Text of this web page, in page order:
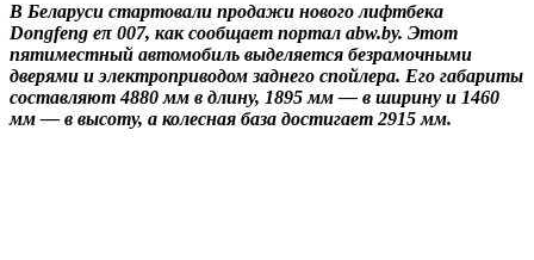
В Беларуси стартовали продажи нового лифтбека
Dongfeng eπ 007, как сообщает портал abw.by. Этот
пятиместный автомобиль выделяется безрамочными
дверями и электроприводом заднего спойлера. Его габариты
составляют 4880 мм в длину, 1895 мм — в ширину и 1460
мм — в высоту, а колесная база достигает 2915 мм.